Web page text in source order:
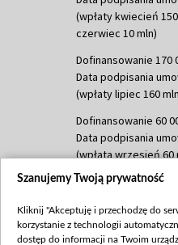
(wpłaty kwiecień
czerwiec 10 mln)
Dofinansowanie 170
Data podpisania
(wpłaty lipiec 160
Dofinansowanie 60
Data podpisania
(wpłata wrzesień 60
Dofinansowanie 635
(wpłata wrzesień
mln, listopad 265
Szanujemy Twoją prywatność
Kliknij "Akceptuję i przechodzę do
korzystanie z technologii
dostęp do informacji na Twoim